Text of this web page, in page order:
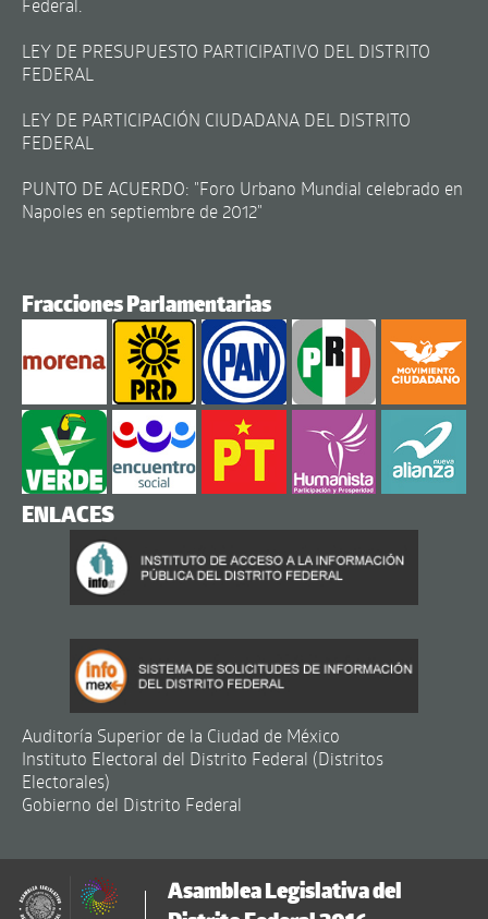
Federal.
LEY DE PRESUPUESTO PARTICIPATIVO DEL DISTRITO
FEDERAL
LEY DE PARTICIPACIÓN CIUDADANA DEL DISTRITO
FEDERAL
PUNTO DE ACUERDO: "Foro Urbano Mundial celebrado en
Napoles en septiembre de 2012"
Fracciones Parlamentarias
ENLACES
Auditoría Superior de la Ciudad de México
Instituto Electoral del Distrito Federal (Distritos
Electorales)
Gobierno del Distrito Federal
Asamblea Legislativa del